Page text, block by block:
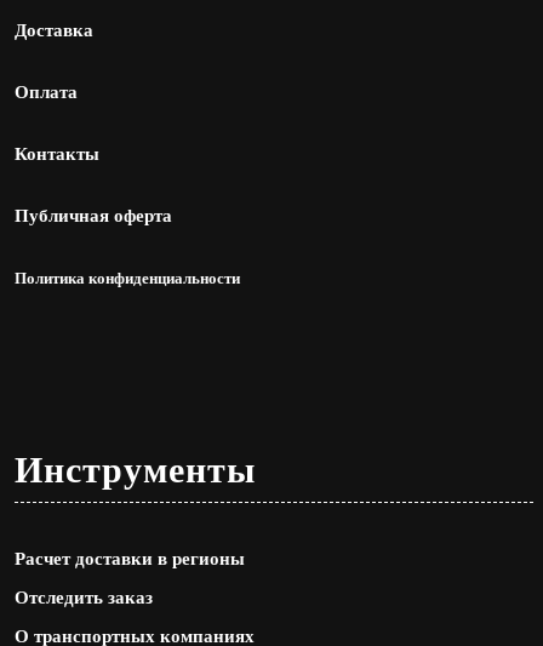
Доставка
Оплата
Контакты
Публичная оферта
Политика конфиденциальности
Инструменты
Расчет доставки в регионы
Отследить заказ
О транспортных компаниях